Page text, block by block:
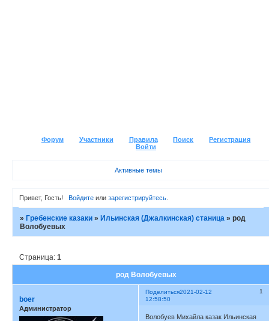
Форум Участники Правила Поиск
Регистрация
Войти
Активные темы
Привет, Гость! Войдитеили зарегистрируйтесь.
»Гребенские казаки »Ильинская (Джалкинская) станица »род
Волобуевых
род Волобуевых
Страница:1
Поделиться 1
2021-02-12
12:58:50
boer
Администратор
Волобуев Михайла казак Ильинская